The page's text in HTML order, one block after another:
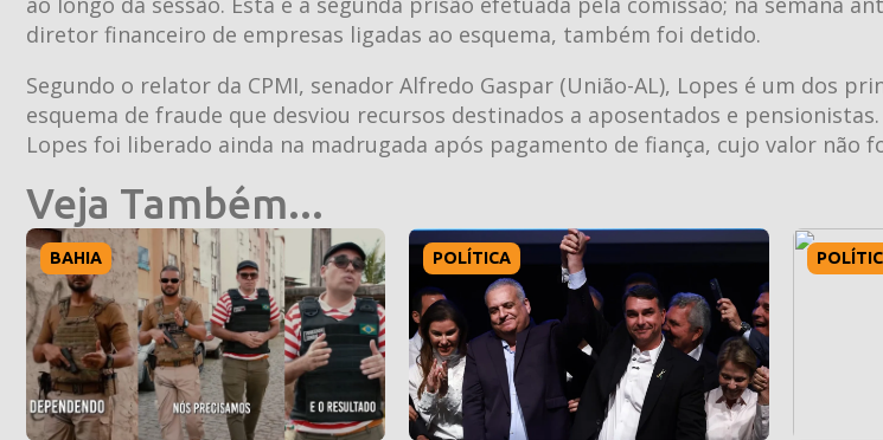
diretor financeiro de empresas ligadas ao esquema, também foi detido.
Segundo o relator da CPMI, senador Alfredo Gaspar (União-AL), Lopes é um dos
esquema de fraude que desviou recursos destinados a aposentados e
Lopes foi liberado ainda na madrugada após pagamento de fiança, cujo valor não
Veja Também...
BAHIA POLÍTICA